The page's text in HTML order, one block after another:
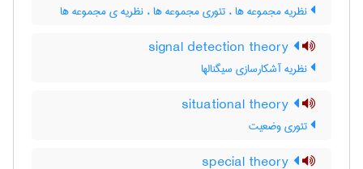
نظریه مجموعه ها ، تئوری مجموعه ها ، نظریه ی مجموعه ها
نظریه آشکارسازی سیگنالها
تئوری وضعیت